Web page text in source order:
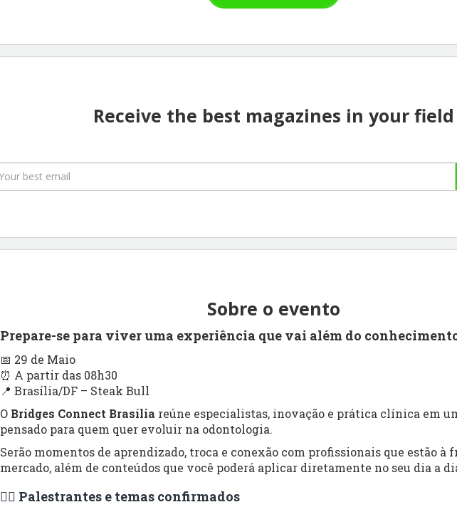
Receive the best magazines in your field
Sobre o evento
Prepare-se para viver uma experiência que vai além do
📅 29 de Maio
⏰ A partir das 08h30
📍 Brasília/DF – Steak Bull
O Bridges Connect Brasília reúne especialistas, inovação e prática clínica em
pensado para quem quer evoluir na odontologia.
Serão momentos de aprendizado, troca e conexão com profissionais que estão à
mercado, além de conteúdos que você poderá aplicar diretamente no seu dia a
👨‍⚕️ Palestrantes e temas confirmados